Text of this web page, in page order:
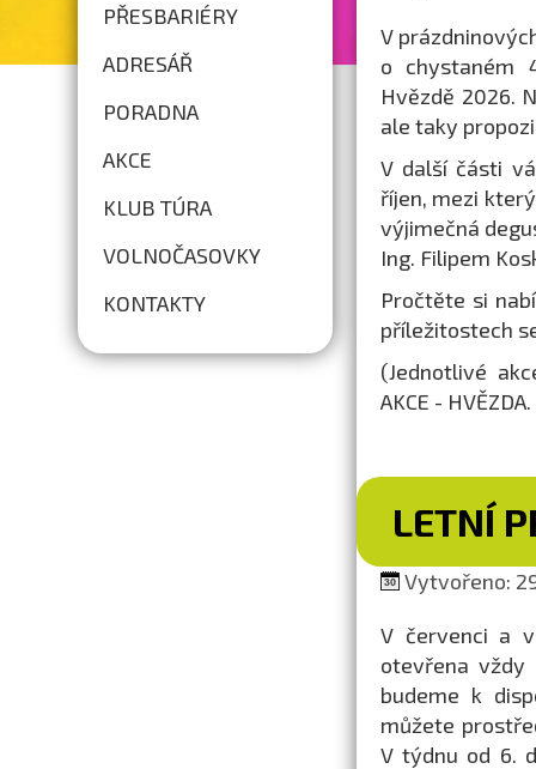
PŘESBARIÉRY
ADRESÁŘ
PORADNA
AKCE
KLUB TÚRA
VOLNOČASOVKY
KONTAKTY
V
o chystaném
Hvězdě 2026.
ale taky
V další části
říjen, mezi
výjimečná
Ing. Filipem
Pročtěte si
příležitostech
(Jednotlivé
AKCE -
LETNÍ
Vytvořeno:
V červenci a
otevřena
budeme k
můžete
V týdnu od 6.